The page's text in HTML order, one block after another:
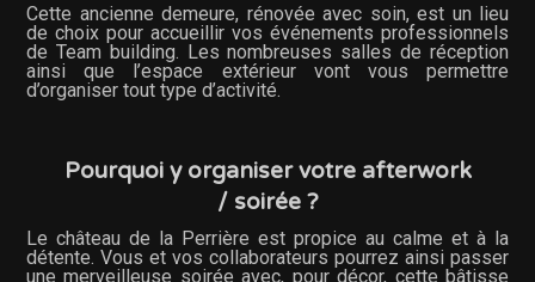
Cette ancienne demeure, rénovée avec soin, est un lieu
de choix pour accueillir vos événements professionnels
de Team building. Les nombreuses salles de réception
ainsi que l’espace extérieur vont vous permettre
d’organiser tout type d’activité.
Pourquoi y organiser votre afterwork
/ soirée ?
Le château de la Perrière est propice au calme et à la
détente. Vous et vos collaborateurs pourrez ainsi passer
une merveilleuse soirée avec, pour décor, cette bâtisse